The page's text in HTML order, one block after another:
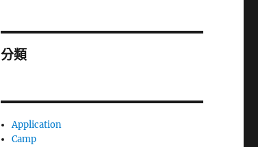
分類
Application
Camp